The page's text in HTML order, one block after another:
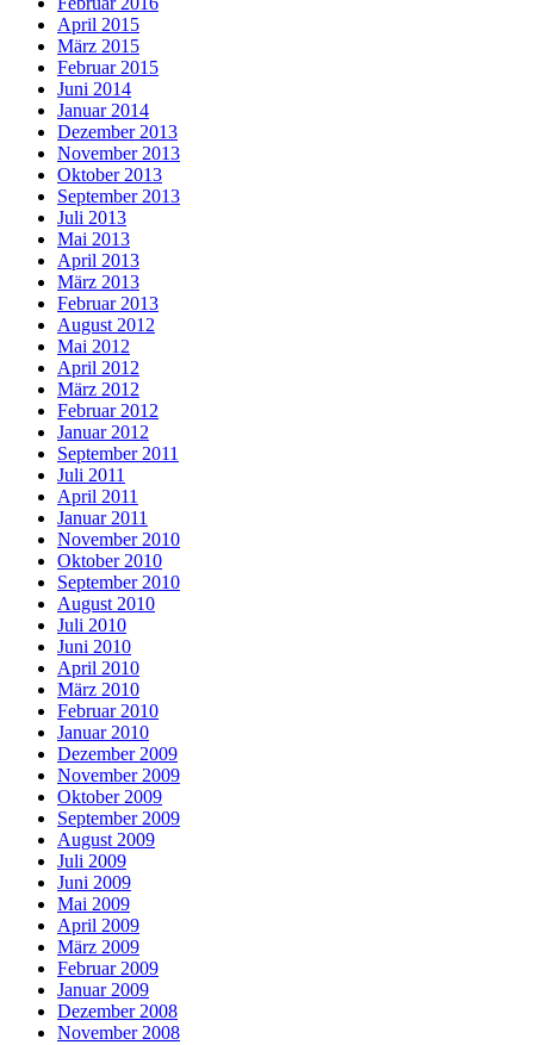
April 2015
März 2015
Februar 2015
Juni 2014
Januar 2014
Dezember 2013
November 2013
Oktober 2013
September 2013
Juli 2013
Mai 2013
April 2013
März 2013
Februar 2013
August 2012
Mai 2012
April 2012
März 2012
Februar 2012
Januar 2012
September 2011
Juli 2011
April 2011
Januar 2011
November 2010
Oktober 2010
September 2010
August 2010
Juli 2010
Juni 2010
April 2010
März 2010
Februar 2010
Januar 2010
Dezember 2009
November 2009
Oktober 2009
September 2009
August 2009
Juli 2009
Juni 2009
Mai 2009
April 2009
März 2009
Februar 2009
Januar 2009
Dezember 2008
November 2008